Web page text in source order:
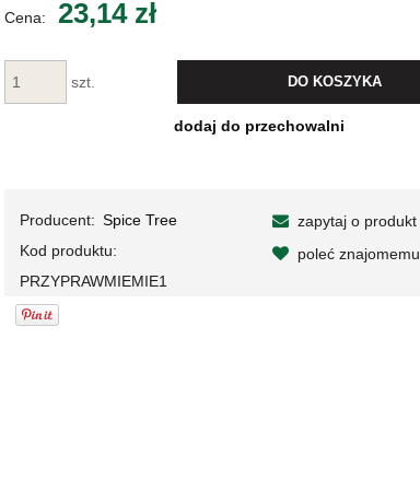
kosztów
Cena: 23,14 zł
szt. DO KOSZYKA
dodaj do przechowalni
Producent: Spice Tree
Kod produktu:
PRZYPRAWMIEMIE1
zapytaj o produkt
poleć znajomemu